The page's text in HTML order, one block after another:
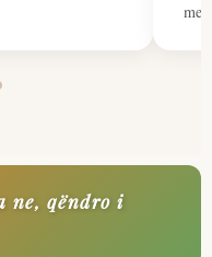
ne, qëndro i